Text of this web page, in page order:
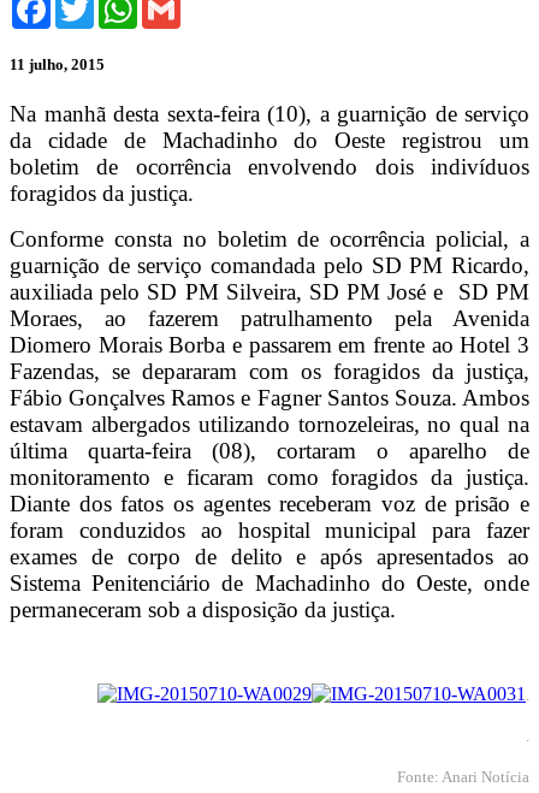
11 julho, 2015
Na manhã desta sexta-feira (10), a guarnição de serviço
da cidade de Machadinho do Oeste registrou um
boletim de ocorrência envolvendo dois indivíduos
foragidos da justiça.
Conforme consta no boletim de ocorrência policial, a
guarnição de serviço comandada pelo SD PM Ricardo,
auxiliada pelo SD PM Silveira, SD PM José e SD PM
Moraes, ao fazerem patrulhamento pela Avenida
Diomero Morais Borba e passarem em frente ao Hotel 3
Fazendas, se depararam com os foragidos da justiça,
Fábio Gonçalves Ramos e Fagner Santos Souza. Ambos
estavam albergados utilizando tornozeleiras, no qual na
última quarta-feira (08), cortaram o aparelho de
monitoramento e ficaram como foragidos da justiça.
Diante dos fatos os agentes receberam voz de prisão e
foram conduzidos ao hospital municipal para fazer
exames de corpo de delito e após apresentados ao
Sistema Penitenciário de Machadinho do Oeste, onde
permaneceram sob a disposição da justiça.
.
.
Fonte: Anari Notícia